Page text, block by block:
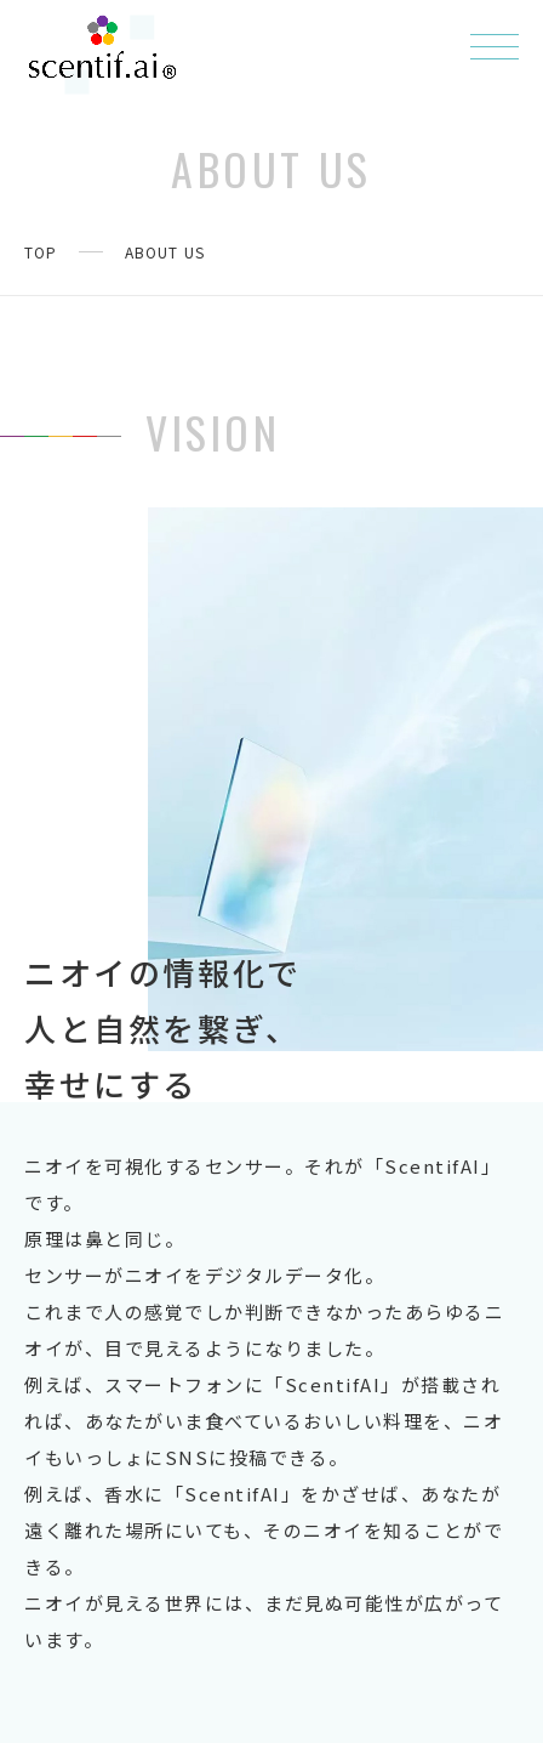
ABOUT US
TOP ABOUT US
VISION
ニオイの情報化で
人と自然を繋ぎ、
幸せにする
ニオイを可視化するセンサー。それが「ScentifAI」
です。
原理は鼻と同じ。
センサーがニオイをデジタルデータ化。
これまで人の感覚でしか判断できなかったあらゆるニ
オイが、 目で見えるようになりました。
例えば、スマートフォンに「ScentifAI」が搭載され
れば、
あなたがいま食べているおいしい料理を、ニオ
イもいっしょにSNSに投稿できる。
例えば、香水に「ScentifAI」をかざせば、あなたが
遠く離れた場所にいても、そのニオイを知ることがで
きる。
ニオイが見える世界には、まだ見ぬ可能性が広がって
います。